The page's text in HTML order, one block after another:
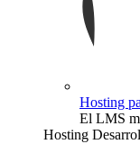
Hosting
El LMS
Hosting